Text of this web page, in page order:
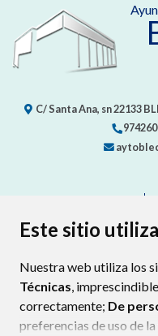
Este sitio
Nuestra web utiliza los
Técnicas,
correctamente; De
preferencias de uso de
C/ Santa Ana, sn22133
PROTECCIÓN DE